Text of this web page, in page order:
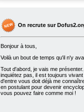
On recrute sur
Bonjour à tous,
Voilà un bout de temps qu'il n'y
Tout d'abord, je vais me
inquiétez pas, il est toujours
d'entre vous doit déjà me
en postulant pour devenir
vous pouvez faire comme moi !